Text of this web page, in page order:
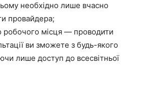
необхідно лише вчасно
провайдера;
робочого місця — проводити
ви зможете з будь-якого
лише доступ до всесвітньої